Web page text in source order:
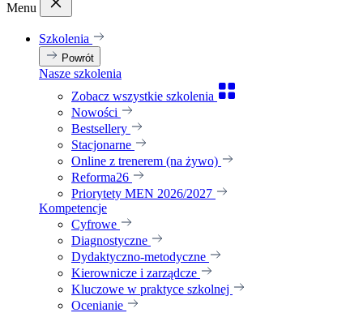
Menu
Szkolenia
Powrót
Nasze szkolenia
Zobacz wszystkie szkolenia
Nowości
Bestsellery
Stacjonarne
Online z trenerem (na żywo)
Reforma26
Priorytety MEN 2026/2027
Kompetencje
Cyfrowe
Diagnostyczne
Dydaktyczno-metodyczne
Kierownicze i zarządcze
Kluczowe w praktyce szkolnej
Ocenianie